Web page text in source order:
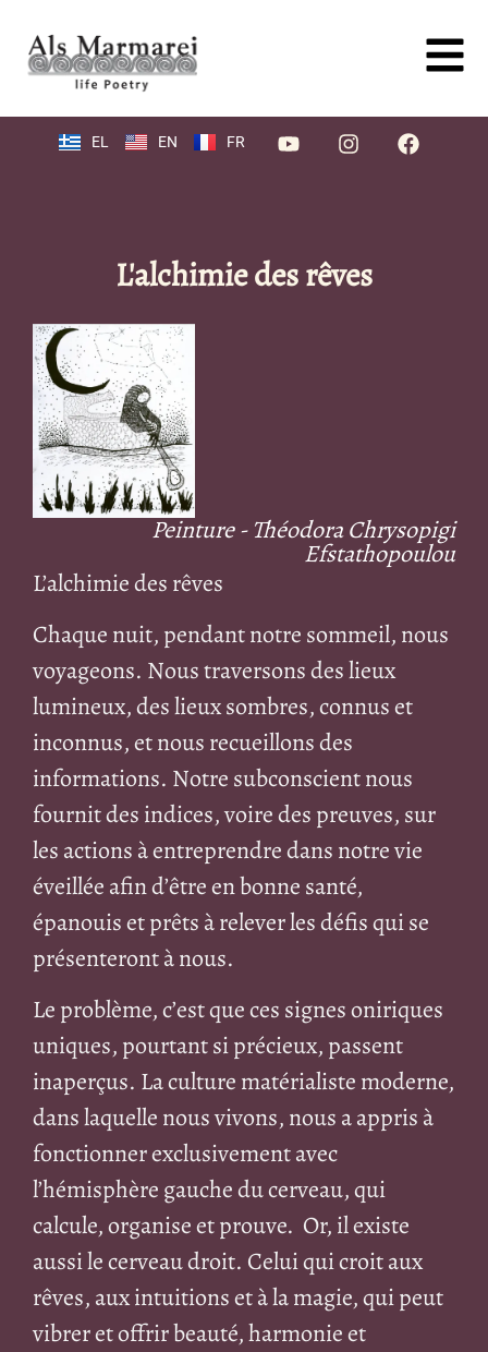
EL EN FR
L'alchimie des rêves
Peinture - Théodora Chrysopigi
Efstathopoulou
L’alchimie des rêves
Chaque nuit, pendant notre sommeil, nous
voyageons. Nous traversons des lieux
lumineux, des lieux sombres, connus et
inconnus, et nous recueillons des
informations. Notre subconscient nous
fournit des indices, voire des preuves, sur
les actions à entreprendre dans notre vie
éveillée afin d’être en bonne santé,
épanouis et prêts à relever les défis qui se
présenteront à nous.
Le problème, c’est que ces signes oniriques
uniques, pourtant si précieux, passent
inaperçus. La culture matérialiste moderne,
dans laquelle nous vivons, nous a appris à
fonctionner exclusivement avec
l’hémisphère gauche du cerveau, qui
calcule, organise et prouve. Or, il existe
aussi le cerveau droit. Celui qui croit aux
rêves, aux intuitions et à la magie, qui peut
vibrer et offrir beauté, harmonie et